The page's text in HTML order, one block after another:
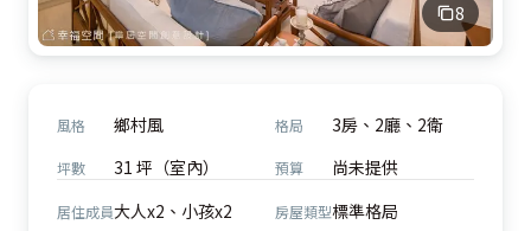
8
風格 鄉村風 格局 3房、2廳、2衛
坪數 31 坪（室內） 預算 尚未提供
居住成員大人x2、小孩x2 房屋類型標準格局